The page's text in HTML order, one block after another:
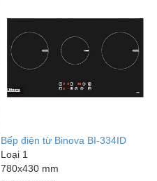
Bếp điện từ Binova BI-334ID
Loại 1
780x430 mm